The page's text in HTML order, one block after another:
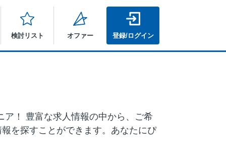
検討リスト オファー 登録/ログイン
！ 豊富な求人情報の中から、ご希
を探すことができます。あなたにぴ